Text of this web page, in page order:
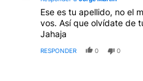
Ese es tu apellido, no el
vos. Así que olvídate de
Jahaja
RESPONDER 0 0